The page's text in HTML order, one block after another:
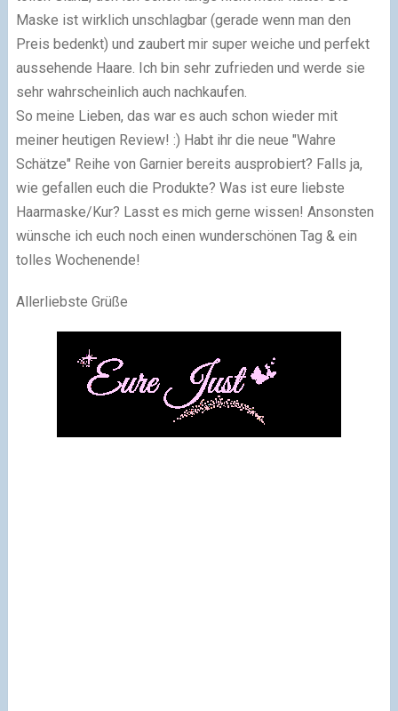
Maske ist wirklich unschlagbar (gerade wenn man den
Preis bedenkt) und zaubert mir super weiche und perfekt
aussehende Haare. Ich bin sehr zufrieden und werde sie
sehr wahrscheinlich auch nachkaufen.
So meine Lieben, das war es auch schon wieder mit
meiner heutigen Review! :) Habt ihr die neue "Wahre
Schätze" Reihe von Garnier bereits ausprobiert? Falls ja,
wie gefallen euch die Produkte? Was ist eure liebste
Haarmaske/Kur? Lasst es mich gerne wissen! Ansonsten
wünsche ich euch noch einen wunderschönen Tag & ein
tolles Wochenende!
Allerliebste Grüße